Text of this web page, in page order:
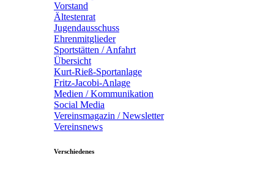
Vorstand
Ältestenrat
Jugendausschuss
Ehrenmitglieder
Sportstätten / Anfahrt
Übersicht
Kurt-Rieß-Sportanlage
Fritz-Jacobi-Anlage
Medien / Kommunikation
Social Media
Vereinsmagazin / Newsletter
Vereinsnews
Verschiedenes